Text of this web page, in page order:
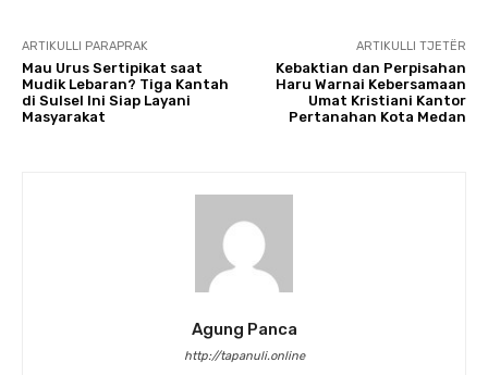
ARTIKULLI PARAPRAK
Mau Urus Sertipikat saat
Mudik Lebaran? Tiga Kantah
di Sulsel Ini Siap Layani
Masyarakat
ARTIKULLI TJETËR
Kebaktian dan Perpisahan
Haru Warnai Kebersamaan
Umat Kristiani Kantor
Pertanahan Kota Medan
Agung Panca
http://tapanuli.online